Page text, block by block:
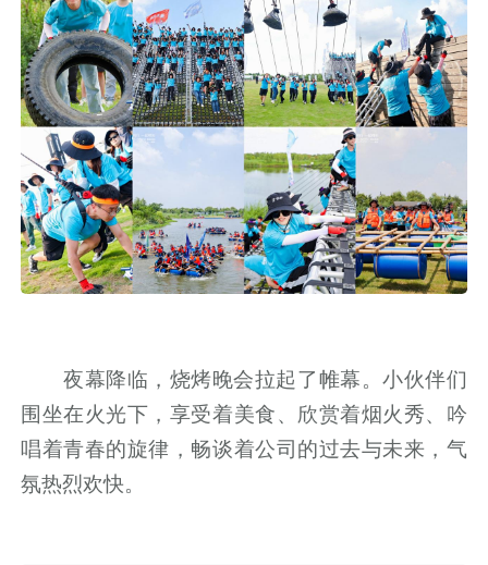
夜幕降临，烧烤晚会拉起了帷幕。小伙伴们
围坐在火光下，享受着美食、欣赏着烟火秀、吟
唱着青春的旋律，畅谈着公司的过去与未来，气
氛热烈欢快。